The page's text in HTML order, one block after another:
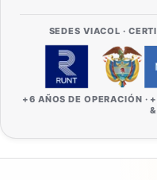
SEDES VIACOL ·
+6 AÑOS DE OPERACIÓN ·